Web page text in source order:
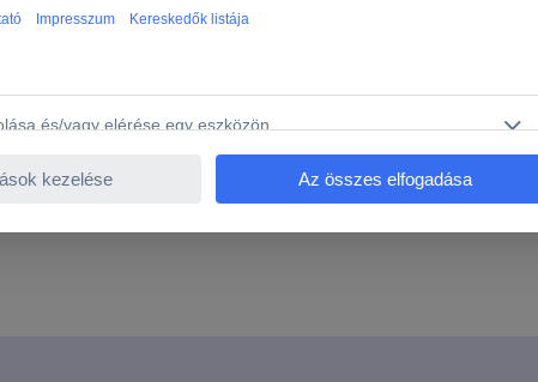
2 g
OKI-78SR-5 / 1,5-W36-C